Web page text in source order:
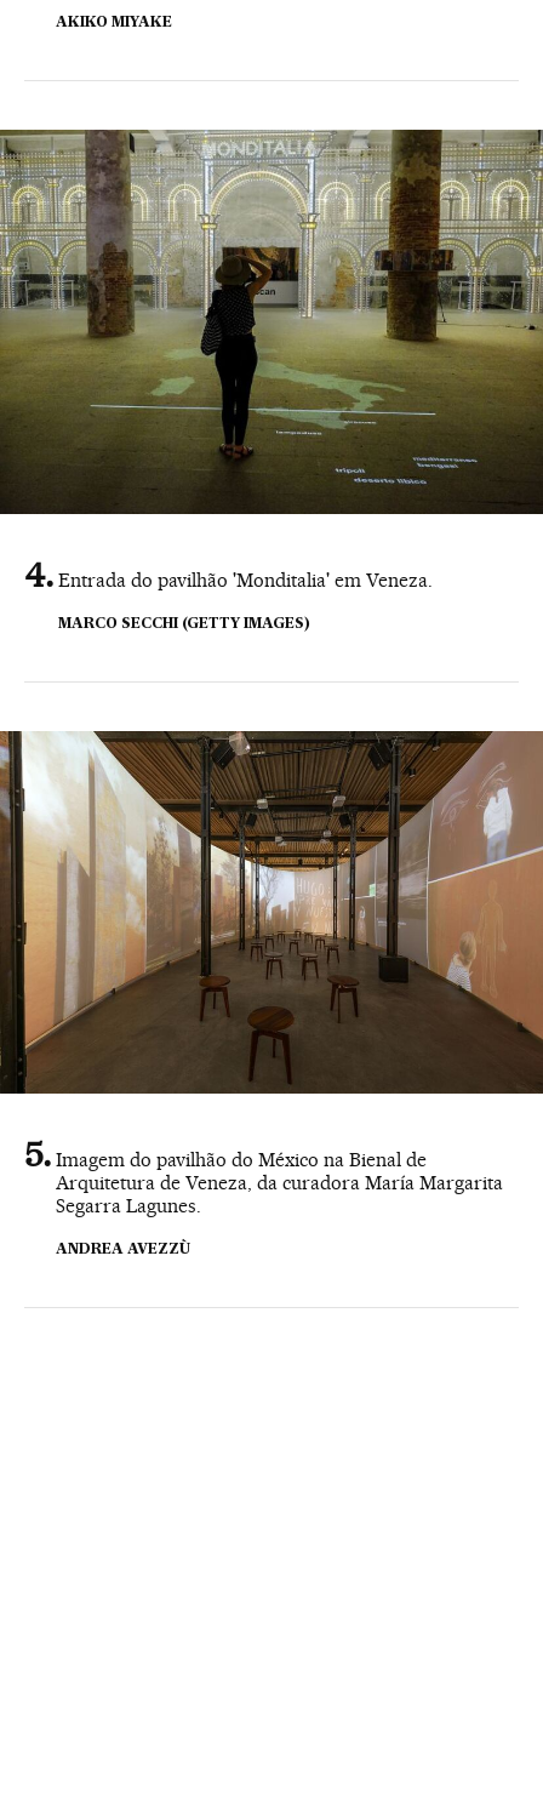
AKIKO MIYAKE
Entrada do pavilhão 'Monditalia' em Veneza.
MARCO SECCHI (GETTY IMAGES)
Imagem do pavilhão do México na Bienal de
Arquitetura de Veneza, da curadora María Margarita
Segarra Lagunes.
ANDREA AVEZZÙ